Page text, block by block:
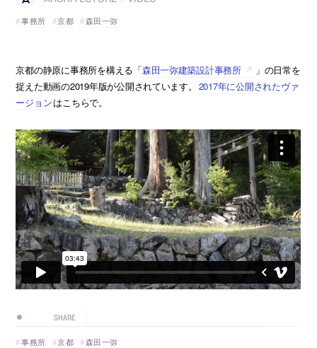
事務所
京都 森田一弥
京都の静原に事務所を構える「森田一弥建築設計事務所
」の日常を
捉えた動画の2019年版が公開されています。 2017年に公開されたヴァ
ージョンはこちらで。
SHARE
事務所 京都 森田一弥